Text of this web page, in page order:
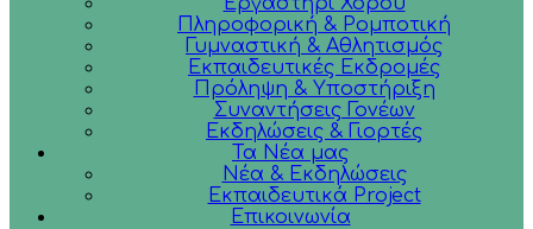
Πληροφορική & Ρομποτική
Γυμναστική & Αθλητισμός
Εκπαιδευτικές Εκδρομές
Πρόληψη & Υποστήριξη
Συναντήσεις Γονέων
Εκδηλώσεις & Γιορτές
Τα Νέα μας
Νέα & Εκδηλώσεις
Εκπαιδευτικά Project
Επικοινωνία